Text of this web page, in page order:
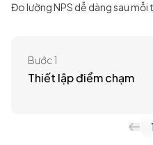
Đo lường NPS dễ dàng sau mỗi
Bước 1
Thiết lập điểm chạm